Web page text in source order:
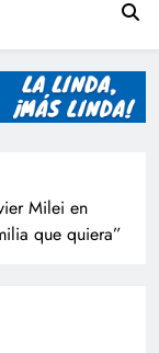
y el
horas
Milei en
que quiera”